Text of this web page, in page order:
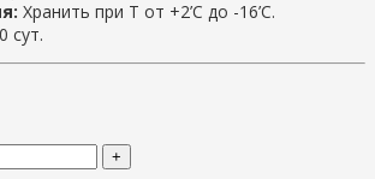
Хранить при Т от +2’С до -16’C.
сут.
+